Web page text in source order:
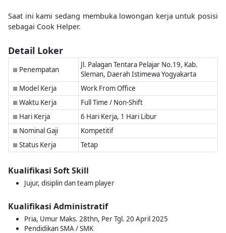
Saat ini kami sedang membuka lowongan kerja untuk posisi
sebagai Cook Helper.
Detail Loker
■ Penempatan
Jl. Palagan Tentara Pelajar No.19, Kab.
Sleman, Daerah Istimewa Yogyakarta
■ Model Kerja Work From Office
■ Waktu Kerja Full Time / Non-Shift
■ Hari Kerja 6 Hari Kerja, 1 Hari Libur
■ Nominal Gaji Kompetitif
■ Status Kerja Tetap
Kualifikasi Soft Skill
Jujur, disiplin dan team player
Kualifikasi Administratif
Pria, Umur Maks. 28thn, Per Tgl. 20 April 2025
Pendidikan SMA / SMK